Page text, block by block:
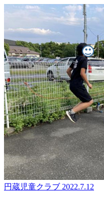
円蔵児童クラブ 2022.7.12